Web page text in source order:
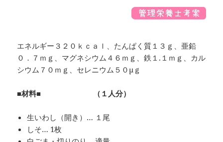
エネルギー３２０ｋｃａｌ、たんぱく質１３ｇ、亜鉛
０．７ｍｇ、マグネシウム４６ｍｇ、鉄１.１ｍｇ、カル
シウム７０ｍｇ、セレニウム５０μｇ
■材料■ （１人分）
生いわし（開き）… １尾
しそ… 1枚